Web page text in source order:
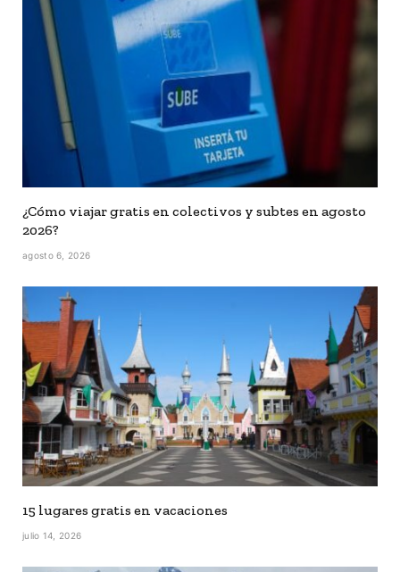
¿Cómo viajar gratis en colectivos y subtes en agosto
2026?
agosto 6, 2026
15 lugares gratis en vacaciones
julio 14, 2026